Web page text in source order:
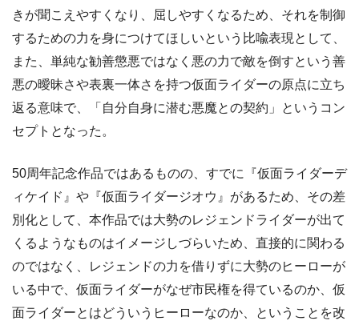
きが聞こえやすくなり、屈しやすくなるため、それを制御
するための力を身につけてほしいという比喩表現として、
また、単純な勧善懲悪ではなく悪の力で敵を倒すという善
悪の曖昧さや表裏一体さを持つ仮面ライダーの原点に立ち
返る意味で、「自分自身に潜む悪魔との契約」というコン
セプトとなった。
50周年記念作品ではあるものの、すでに『仮面ライダーデ
ィケイド』や『仮面ライダージオウ』があるため、その差
別化として、本作品では大勢のレジェンドライダーが出て
くるようなものはイメージしづらいため、直接的に関わる
のではなく、レジェンドの力を借りずに大勢のヒーローが
いる中で、仮面ライダーがなぜ市民権を得ているのか、仮
面ライダーとはどういうヒーローなのか、ということを改